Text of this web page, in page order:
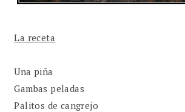
La receta
Una piña
Gambas peladas
Palitos de cangrejo